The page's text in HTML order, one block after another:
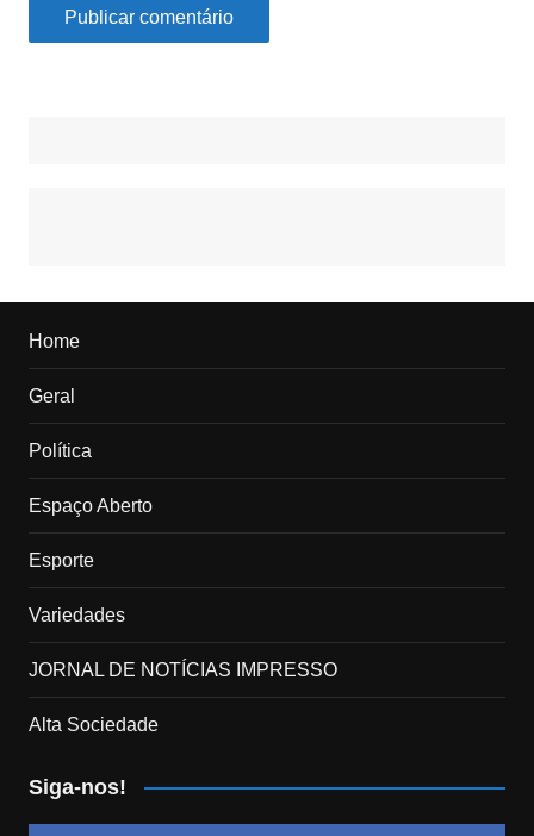
Home
Geral
Política
Espaço Aberto
Esporte
Variedades
JORNAL DE NOTÍCIAS IMPRESSO
Alta Sociedade
Siga-nos!